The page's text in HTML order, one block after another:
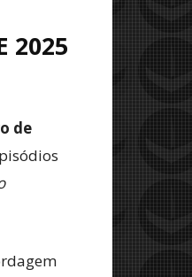
2025
de